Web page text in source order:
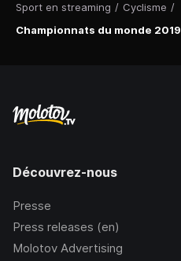
Sport en streaming / Cyclisme /
Championnats du monde 2019
Découvrez-nous
Presse
Press releases (en)
Molotov Advertising